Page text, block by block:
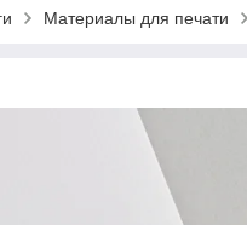
Материалы для печати